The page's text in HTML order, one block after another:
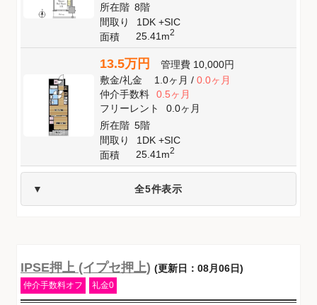
所在階 8階
間取り
1DK +SIC
面積
25.41m2
13.5万円 管理費 10,000円
敷金/礼金 1.0ヶ月/ 0.0ヶ月
仲介手数料
0.5ヶ月
フリーレント
0.0ヶ月
所在階 5階
間取り
1DK +SIC
面積
25.41m2
全5件表示
IPSE押上 (イプセ押上) (更新日：08月06日)
仲介手数料オフ 礼金0